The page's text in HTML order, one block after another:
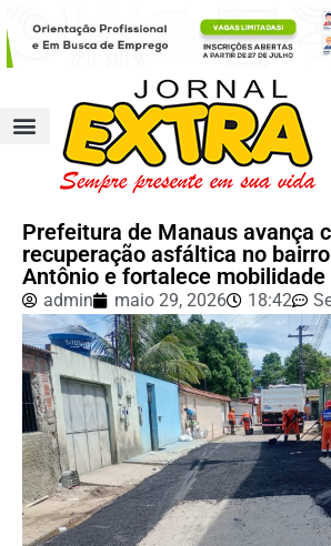
Prefeitura de Manaus avança
recuperação asfáltica no
Antônio e fortalece
admin maio 29, 2026 18:42